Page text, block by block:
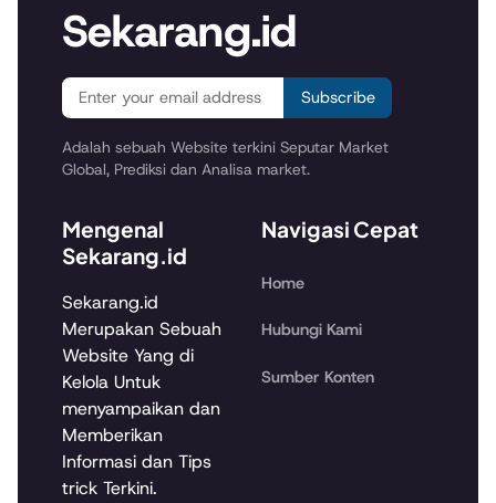
Sekarang.id
Subscribe
Adalah sebuah Website terkini Seputar Market
Global, Prediksi dan Analisa market.
Mengenal
Sekarang.id
Sekarang.id
Merupakan Sebuah
Website Yang di
Kelola Untuk
menyampaikan dan
Memberikan
Informasi dan Tips
trick Terkini.
Navigasi Cepat
Home
Hubungi Kami
Sumber Konten